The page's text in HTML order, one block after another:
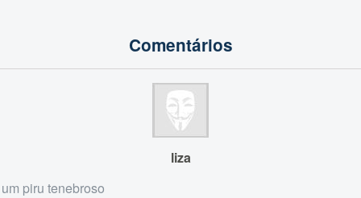
Comentários
liza
piru tenebroso